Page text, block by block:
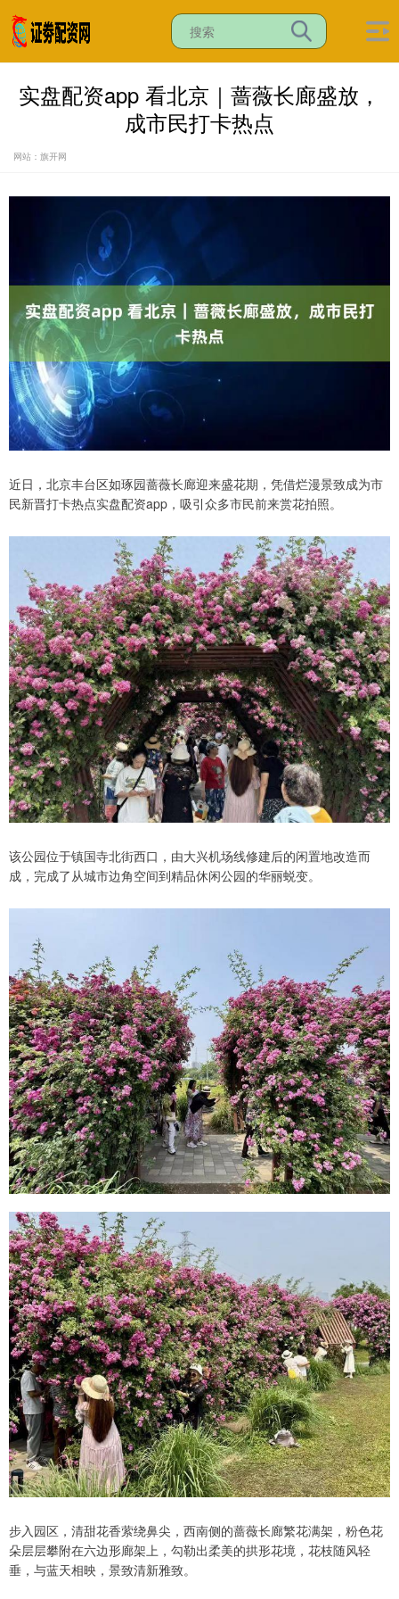
实盘配资app 看北京｜蔷薇长廊盛放，
成市民打卡热点
网站：旗开网
近日，北京丰台区如琢园蔷薇长廊迎来盛花期，凭借烂漫景致成为市
民新晋打卡热点实盘配资app，吸引众多市民前来赏花拍照。
该公园位于镇国寺北街西口，由大兴机场线修建后的闲置地改造而
成，完成了从城市边角空间到精品休闲公园的华丽蜕变。
步入园区，清甜花香萦绕鼻尖，西南侧的蔷薇长廊繁花满架，粉色花
朵层层攀附在六边形廊架上，勾勒出柔美的拱形花境，花枝随风轻
垂，与蓝天相映，景致清新雅致。